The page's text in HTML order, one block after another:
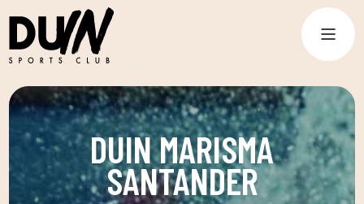
DUIN MARISMA
SANTANDER